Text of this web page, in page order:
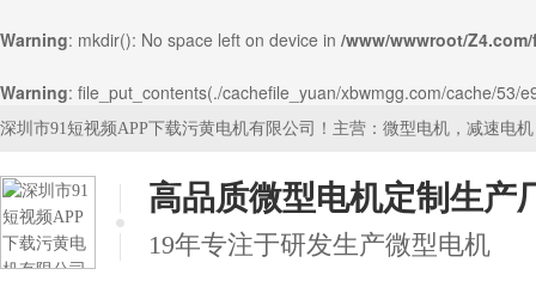
Warning: mkdir(): No space left on device in /www/wwwroot/
Warning: file_put_contents(./cachefile_yuan/xbwmgg.com/cache/
深圳市91短视频APP下载污黄电机有限公司！主营：微型电机，减速电
高品质微型电机定制生产
19年专注于研发生产微型电机